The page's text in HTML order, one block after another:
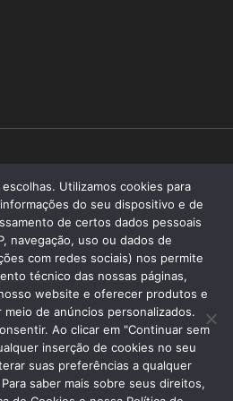
Todos os direitos reservados
Utilizamos cookies para
do seu dispositivo e de
de certos dados pessoais
navegação, uso ou dados de
com redes sociais) nos permite
técnico das nossas páginas,
website e oferecer produtos e
de anúncios personalizados.
Ao clicar em "Continuar sem
inserção de cookies no seu
suas preferências a qualquer
saber mais sobre seus direitos,